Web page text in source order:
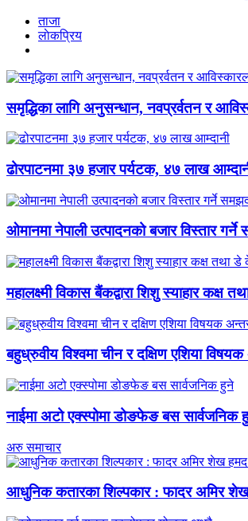
ताजा
लाेकप्रिय
समृद्धिका लागि अनुसन्धान, नवप्रर्वतन र
ढोरपाटनमा ३७ हजार पर्यटक, ४७ लाख
ओमानमा नेपाली उत्पादनको बजार विस्तार गर्ने
महालक्ष्मी विकास बैंकद्वारा शिशु स्याहार कक्ष
बहुध्रुवीय विश्वमा चीन र दक्षिण एशिया
नाईमा अटो एक्स्पोमा डोङफेङ बस सार्वजनिक
अरु समाचार
आधुनिक कतारका शिल्पकार : फादर अमिर